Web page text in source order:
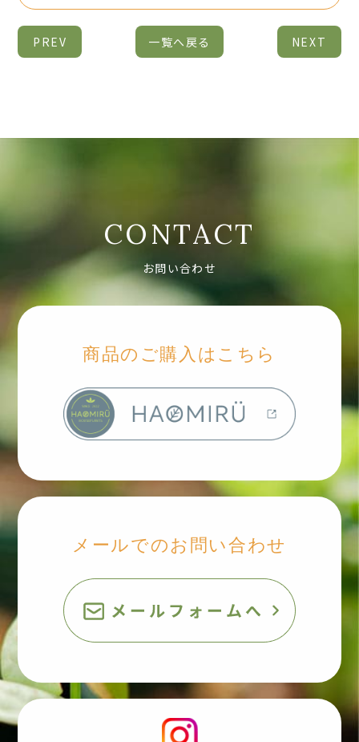
PREV 一覧へ戻る NEXT
CONTACT
お問い合わせ
商品のご購入はこちら
メールでのお問い合わせ